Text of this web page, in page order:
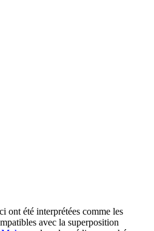
ont été interprétées comme les
avec la superposition